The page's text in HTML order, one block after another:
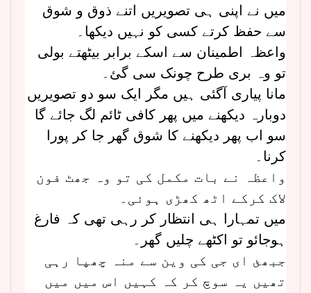
میں نے اپنی ہی تصویریں اتنے ذوق و شوق
سے حفظ کرتے کسی کو نہیں دیکھا۔
واعظہ اطمینان سے اسکے برابر بیٹھتے بولی
تو وہ بری طرح چونک سی گئ۔
مانا پیاری آگئی ہیں مگر ایک سو دو تصویریں
دوبارہ دیکھنے میں پھر کافی ٹائم لگ جائے گا
سو اب پھر دیکھنے کا شوق گھر جا کر پورا
کرنا۔
واعظہ نے بات مکمل کی تو وہ جھٹ فون
لاک کرکے اٹھ کھڑی ہوئی۔
میں تمہارا ہی انتظار کر رہی تھی کہ فارغ
ہوجائو تو اکٹھے چلیں گھر۔
جبھئ ای جی کی وین سے منہ چھپا رہی
تھیں یہ سوچ کر کہ کہیں اس میں میں